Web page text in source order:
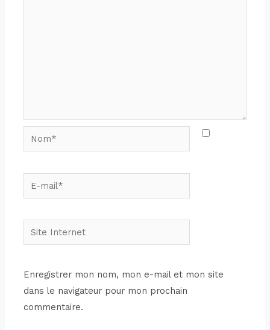
Enregistrer mon nom, mon e-mail et mon site
dans le navigateur pour mon prochain
commentaire.